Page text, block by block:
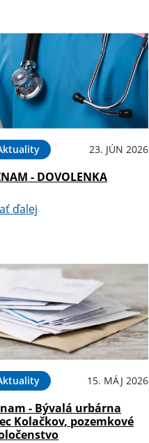
23. JÚN 2026
- DOVOLENKA
ďalej
15. MÁJ 2026
- Bývalá urbárna
Kolačkov, pozemkové